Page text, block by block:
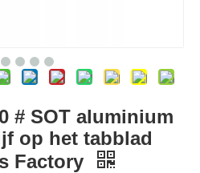
# SOT aluminium
op het tabblad
Factory